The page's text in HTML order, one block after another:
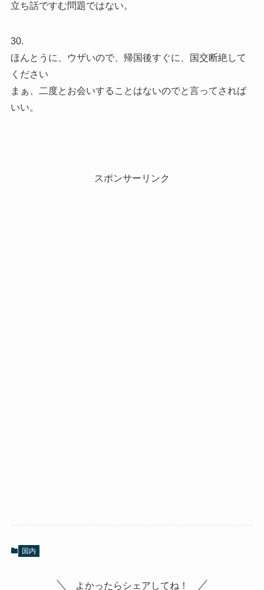
立ち話ですむ問題ではない。
30.
ほんとうに、ウザいので、帰国後すぐに、国交断絶して
ください
まぁ、二度とお会いすることはないのでと言ってされば
いい。
スポンサーリンク
国内
よかったらシェアしてね！